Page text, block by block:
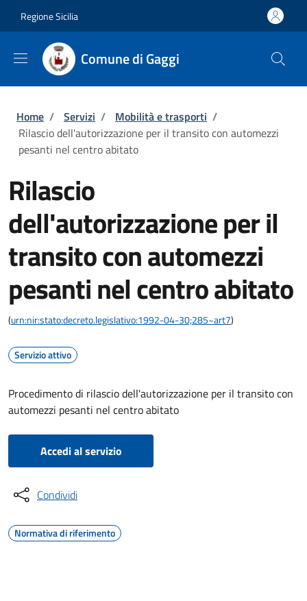
Regione Sicilia
Comune di Gaggi
Briciole di pane
Home / Servizi / Mobilità e trasporti /
Rilascio dell'autorizzazione per il transito con automezzi
pesanti nel centro abitato
Rilascio
dell'autorizzazione per il
transito con automezzi
pesanti nel centro abitato
(urn:nir:stato:decreto.legislativo:1992-04-30;285~art7)
Servizio attivo
Procedimento di rilascio dell'autorizzazione per il transito con
automezzi pesanti nel centro abitato
Accedi al servizio
Condividi
Normativa di riferimento